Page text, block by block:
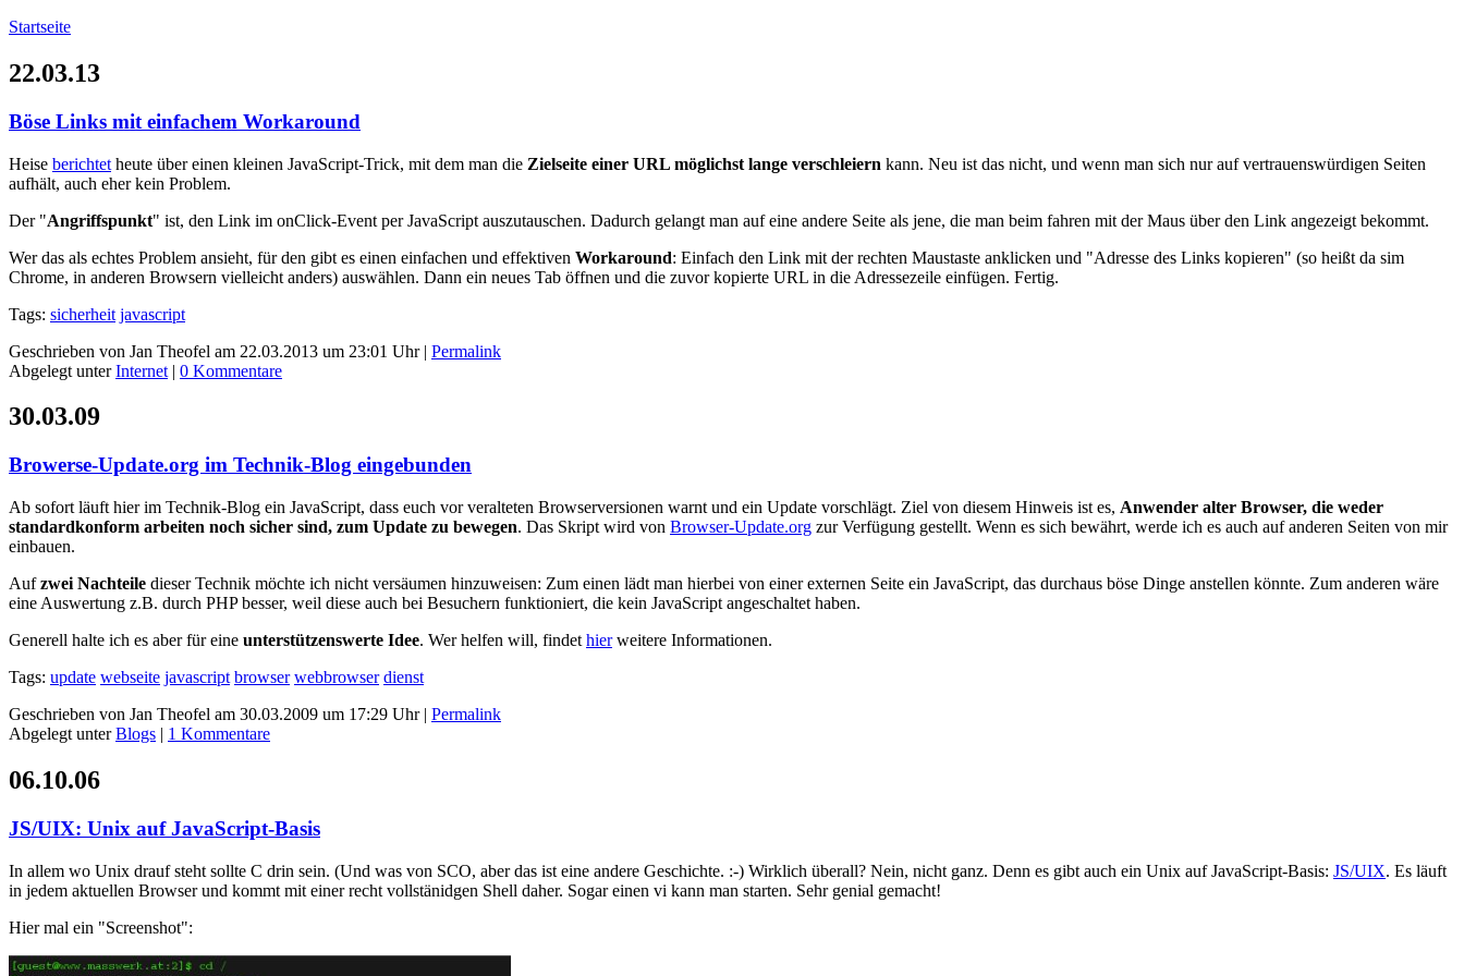
Startseite
22.03.13
Böse Links mit einfachem Workaround
Heise berichtet heute über einen kleinen JavaScript-Trick, mit dem man die Zielseite einer URL möglichst lange verschleiern kann. Neu ist das nicht, und wenn man sich nur auf vertrauenswürdigen Seiten
aufhält, auch eher kein Problem.
Der "Angriffspunkt" ist, den Link im onClick-Event per JavaScript auszutauschen. Dadurch gelangt man auf eine andere Seite als jene, die man beim fahren mit der Maus über den Link angezeigt bekommt.
Wer das als echtes Problem ansieht, für den gibt es einen einfachen und effektiven Workaround: Einfach den Link mit der rechten Maustaste anklicken und "Adresse des Links kopieren" (so heißt da sim
Chrome, in anderen Browsern vielleicht anders) auswählen. Dann ein neues Tab öffnen und die zuvor kopierte URL in die Adressezeile einfügen. Fertig.
Tags: sicherheit javascript
Geschrieben von Jan Theofel am 22.03.2013 um 23:01 Uhr | Permalink
Abgelegt unterInternet | 0 Kommentare
30.03.09
Browerse-Update.org im Technik-Blog eingebunden
Ab sofort läuft hier im Technik-Blog ein JavaScript, dass euch vor veralteten Browserversionen warnt und ein Update vorschlägt. Ziel von diesem Hinweis ist es, Anwender alter Browser, die weder
standardkonform arbeiten noch sicher sind, zum Update zu bewegen. Das Skript wird von Browser-Update.org zur Verfügung gestellt. Wenn es sich bewährt, werde ich es auch auf anderen Seiten von mir
einbauen.
Aufzwei Nachteile dieser Technik möchte ich nicht versäumen hinzuweisen: Zum einen lädt man hierbei von einer externen Seite ein JavaScript, das durchaus böse Dinge anstellen könnte. Zum anderen wäre
eine Auswertung z.B. durch PHP besser, weil diese auch bei Besuchern funktioniert, die kein JavaScript angeschaltet haben.
Generell halte ich es aber für eine unterstützenswerte Idee. Wer helfen will, findet hierweitere Informationen.
Tags: update webseite javascript browser webbrowser dienst
Geschrieben von Jan Theofel am 30.03.2009 um 17:29 Uhr | Permalink
Abgelegt unterBlogs | 1 Kommentare
06.10.06
JS/UIX: Unix auf JavaScript-Basis
In allem wo Unix drauf steht sollte C drin sein. (Und was von SCO, aber das ist eine andere Geschichte. :-) Wirklich überall? Nein, nicht ganz. Denn es gibt auch ein Unix auf JavaScript-Basis: JS/UIX. Es läuft
in jedem aktuellen Browser und kommt mit einer recht vollstänidgen Shell daher. Sogar einen vi kann man starten. Sehr genial gemacht!
Hier mal ein "Screenshot":